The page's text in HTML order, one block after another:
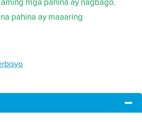
pahina ay maaaring